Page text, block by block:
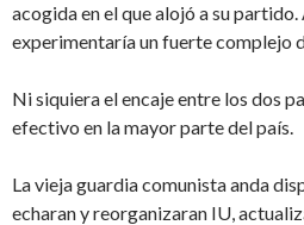
acogida en el que alojó a su
experimentaría un fuerte complejo
Ni siquiera el encaje entre los dos
efectivo en la mayor parte del país.
La vieja guardia comunista anda
echaran y reorganizaran IU,